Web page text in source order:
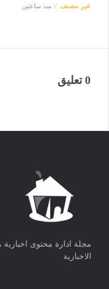
غير مصنف منذ ساعتين
0 تعليق
مجلة ادارة محتوى اخبارية
الاخبارية